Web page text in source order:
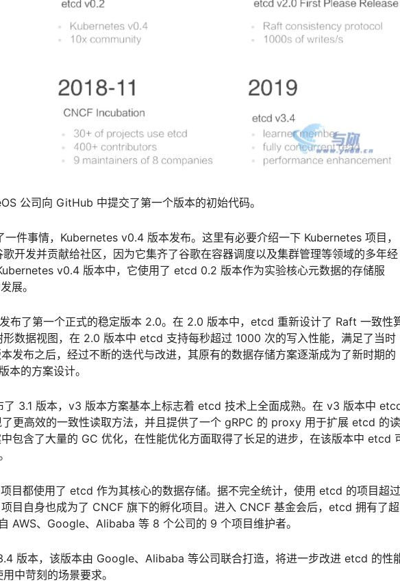
公司向 GitHub 中提交了第一个版本的初始代码。
件事情，Kubernetes v0.4 版本发布。这里有必要介绍一下 Kubernetes 项目，
开发并贡献给社区，因为它集齐了谷歌在容器调度以及集群管理等领域的多年经
v0.4 版本中，它使用了 etcd 0.2 版本作为实验核心元数据的存储服
展。
布了第一个正式的稳定版本 2.0。在 2.0 版本中，etcd 重新设计了 Raft 一致性
数据视图，在 2.0 版本中 etcd 支持每秒超过 1000 次的写入性能，满足了当时
发布之后，经过不断的迭代与改进，其原有的数据存储方案逐渐成为了新时期的
的方案设计。
3.1 版本，v3 版本方案基本上标志着 etcd 技术上全面成熟。在 v3 版本中
更高效的一致性读取方法，并且提供了一个 gRPC 的 proxy 用于扩展 etcd 的读
包含了大量的 GC 优化，在性能优化方面取得了长足的进步，在该版本中 etcd
目都使用了 etcd 作为其核心的数据存储。据不完全统计，使用 etcd 的项目超过
目自身也成为了 CNCF 旗下的孵化项目。进入 CNCF 基金会后，etcd 拥有了超
AWS、Google、Alibaba 等 8 个公司的 9 个项目维护者。
版本，该版本由 Google、Alibaba 等公司联合打造，将进一步改进 etcd 的性
中苛刻的场景要求。